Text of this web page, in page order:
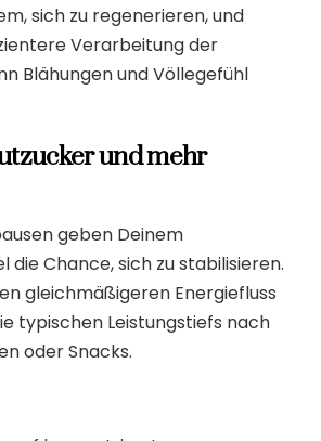
sich zu regenerieren, und
Verarbeitung der
Blähungen und Völlegefühl
und mehr
geben Deinem
die Chance, sich zu stabilisieren.
gleichmäßigeren Energiefluss
typischen Leistungstiefs nach
oder Snacks.